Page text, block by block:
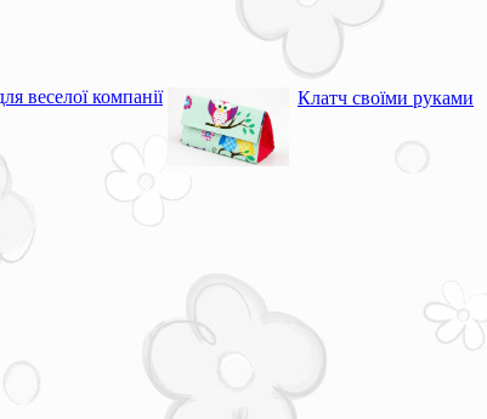
веселої компанії Клатч своїми руками